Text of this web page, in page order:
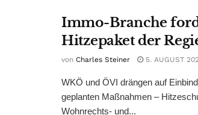
Immo-Branche
Hitzepaket der
von Charles Steiner 5. AUGUST
WKÖ und ÖVI drängen auf
geplanten Maßnahmen –
Wohnrechts- und...